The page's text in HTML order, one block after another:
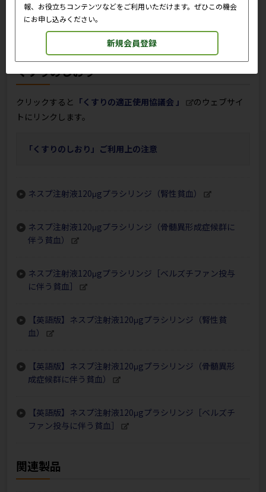
包装仕様変更
2008.11-12
包装デザイン変更（20-26）G(静注用10μg･15μg･30μg･
くすりのしおり
クリックすると 「くすりの適正使用協議会 」
のウェブサイ
トにリンクします。
「くすりのしおり」ご利用上の注意
ネスプ注射液120μgプラシリンジ（腎性貧血）
ネスプ注射液120μgプラシリンジ（骨髄異形成症候群に
伴う貧血）
ネスプ注射液120μgプラシリンジ［ベルズチファン投与
に伴う貧血］
【英語版】ネスプ注射液120μgプラシリンジ（腎性貧
血）
【英語版】ネスプ注射液120μgプラシリンジ（骨髄異形
成症候群に伴う貧血）
【英語版】ネスプ注射液120μgプラシリンジ［ベルズチ
ファン投与に伴う貧血］
関連製品
報、お役立ちコンテンツなどをご利用いただけます。ぜひこの機会
にお申し込みください。
新規会員登録